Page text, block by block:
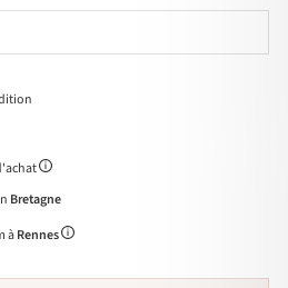
Bretagne
àRennes